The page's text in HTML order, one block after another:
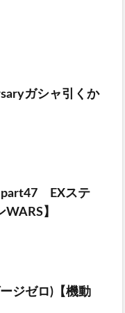
ガシャ引くか
part47 EXステ
】
ジゼロ)【機動